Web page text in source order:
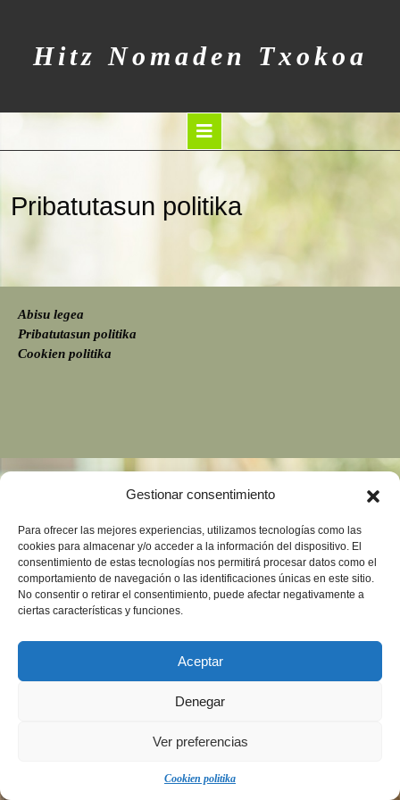
Gestionar consentimiento
Para ofrecer las mejores experiencias, utilizamos tecnologías como las
cookies para almacenar y/o acceder a la información del dispositivo. El
consentimiento de estas tecnologías nos permitirá procesar datos como el
comportamiento de navegación o las identificaciones únicas en este sitio.
No consentir o retirar el consentimiento, puede afectar negativamente a
ciertas características y funciones.
Aceptar
Denegar
Ver preferencias
Cookien politika
Hitz Nomaden Txokoa
Pribatutasun politika
Abisu legea
Pribatutasun politika
Cookien politika